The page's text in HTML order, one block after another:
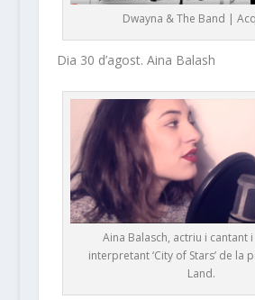
Dwayna & The Band |
Dia 30 d’agost. Aina Balash
Aina Balasch, actriu i cantant
interpretant ‘City of Stars’ de la
Land.